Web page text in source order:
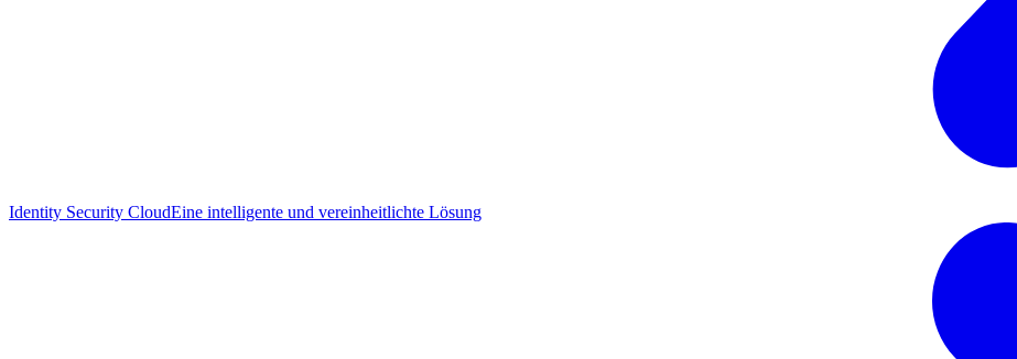
Identity Security CloudEine intelligente und vereinheitlichte Lösung